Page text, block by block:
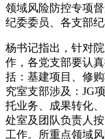
领域风险防控专项
纪委委员、各支部
杨书记指出，针对
作，各党支部要认
括：基建项目、修
究室支部涉及：JG
托业务、成果转化
处室及团队负责人
工作。所重点领域